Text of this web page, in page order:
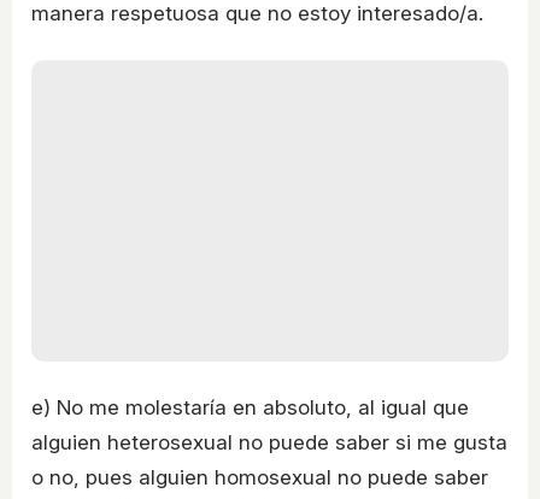
manera respetuosa que no estoy interesado/a.
e) No me molestaría en absoluto, al igual que
alguien heterosexual no puede saber si me gusta
o no, pues alguien homosexual no puede saber